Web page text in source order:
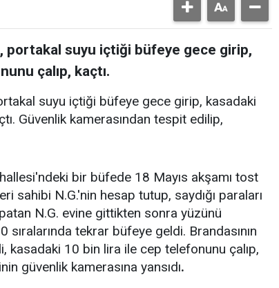
portakal suyu içtiği büfeye gece girip,
çalıp, kaçtı.
suyu içtiği büfeye gece girip, kasadaki
Güvenlik kamerasından tespit edilip,
bir büfede 18 Mayıs akşamı tost
sahibi N.G.'nin hesap tutup, saydığı paraları
N.G. evine gittikten sonra yüzünü
tekrar büfeye geldi. Brandasının
kasadaki 10 bin lira ile cep telefonunu çalıp,
güvenlik kamerasına yansıdı.